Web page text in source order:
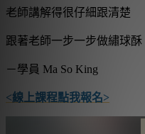
老師講解得很仔細跟清楚
跟著老師一步一步做繡球
－學員 Ma So King
<線上課程點我報名>